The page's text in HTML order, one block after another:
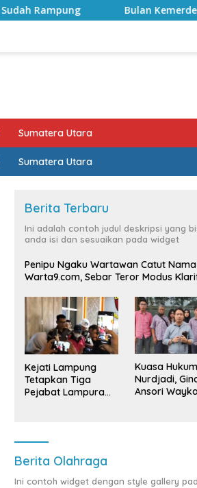
Bulan Kemerdekaan, Bupati
Sumatera Utara
Sumatera Utara
Berita Terbaru
Ini adalah contoh judul deskripsi yang
anda isi dan sesuaikan pada widget
Penipu Ngaku Wartawan Catut
Warta9.com, Sebar Teror Modus
Kejati Lampung
Tetapkan Tiga
Pejabat Lampura
Kuasa Hukum
Nurdjadi,
Ansori
Berita Olahraga
Ini contoh widget dengan style gallery